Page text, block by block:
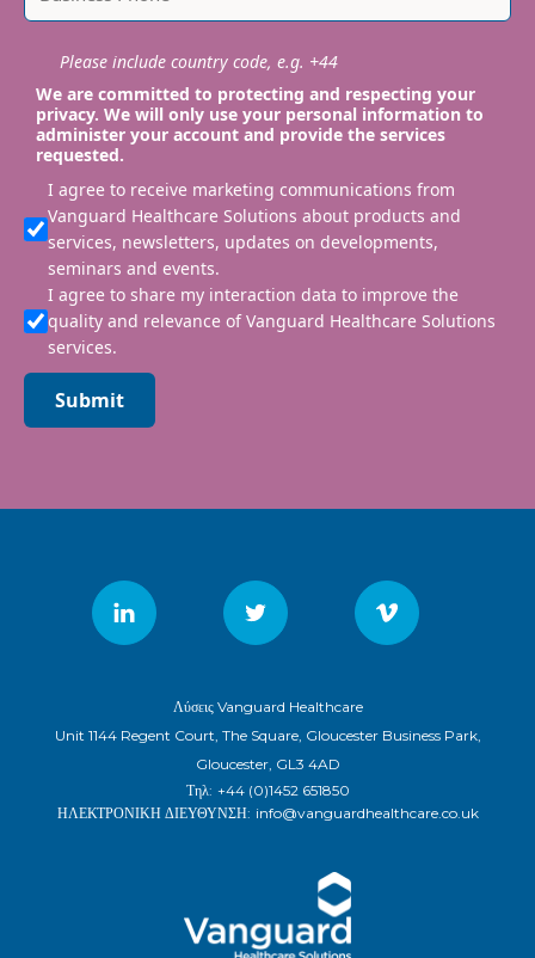
Please include country code, e.g. +44
We are committed to protecting and respecting your
privacy. We will only use your personal information to
administer your account and provide the services
requested.
I agree to receive marketing communications from
Vanguard Healthcare Solutions about products and
services, newsletters, updates on developments,
seminars and events.
I agree to share my interaction data to improve the
quality and relevance of Vanguard Healthcare Solutions
services.
Submit
Λύσεις Vanguard Healthcare
Unit 1144 Regent Court, The Square, Gloucester Business Park,
Gloucester, GL3 4AD
Τηλ: +44 (0)1452 651850
ΗΛΕΚΤΡΟΝΙΚΗ ΔΙΕΥΘΥΝΣΗ: info@vanguardhealthcare.co.uk